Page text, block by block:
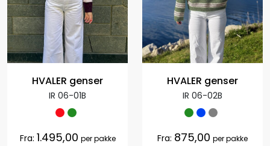
HVALER genser
IR 06-01B
Fra: 1.495,00 per pakke
HVALER genser
IR 06-02B
Fra: 875,00 per pakke